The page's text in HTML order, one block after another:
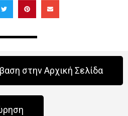
στην Αρχική Σελίδα